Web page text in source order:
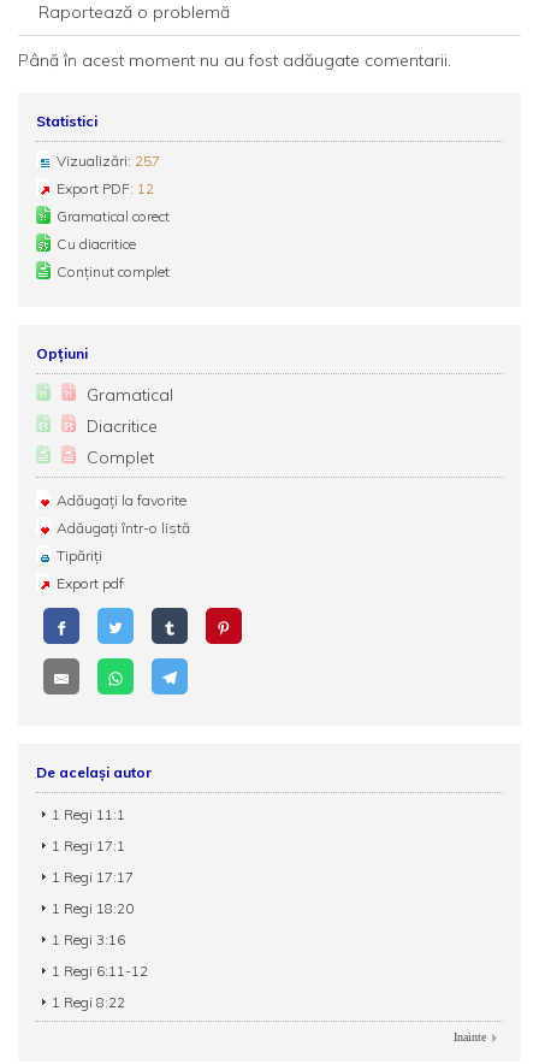
Raportează o problemă
Până în acest moment nu au fost adăugate comentarii.
Statistici
Vizualizări: 257
Export PDF: 12
Gramatical corect
Cu diacritice
Conținut complet
Opțiuni
Gramatical
Diacritice
Complet
Adăugați la favorite
Adăugați într-o listă
Tipăriți
Export pdf
De același autor
1 Regi 11:1
1 Regi 17:1
1 Regi 17:17
1 Regi 18:20
1 Regi 3:16
1 Regi 6:11-12
1 Regi 8:22
Inainte